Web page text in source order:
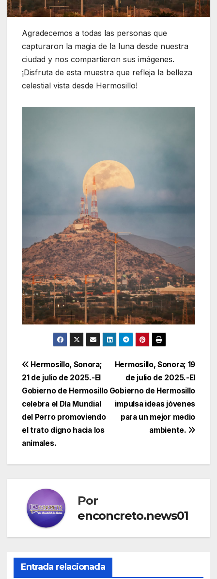
Agradecemos a todas las personas que
capturaron la magia de la luna desde nuestra
ciudad y nos compartieron sus imágenes.
¡Disfruta de esta muestra que refleja la belleza
celestial vista desde Hermosillo!
Navegación
de
entradas
Hermosillo, Sonora; 19
de julio de 2025.-El
Gobierno de Hermosillo
impulsa ideas jóvenes
para un mejor medio
ambiente.
Hermosillo, Sonora;
21 de julio de 2025.-El
Gobierno de Hermosillo
celebra el Día Mundial
del Perro promoviendo
el trato digno hacia los
animales.
Por
enconcreto.news01
Entrada relacionada